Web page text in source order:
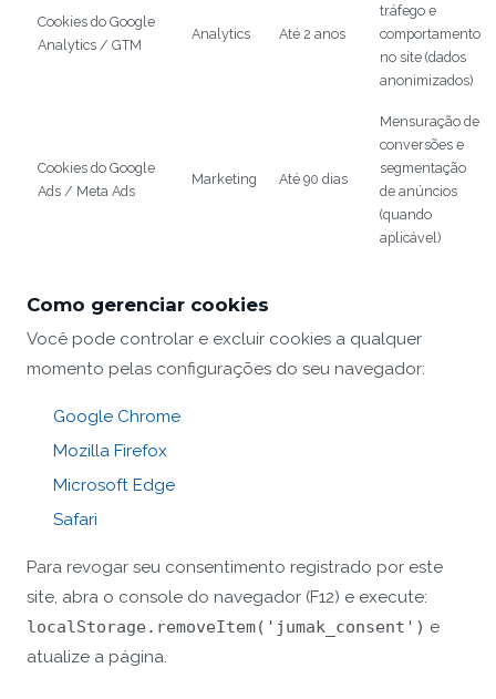
Cookies do Google
Analytics / GTM
Analytics Até 2 anos
tráfego e
comportamento
no site (dados
anonimizados)
Cookies do Google
Ads / Meta Ads
Marketing Até 90 dias
Mensuração de
conversões e
segmentação
de anúncios
(quando
aplicável)
Como gerenciar cookies
Você pode controlar e excluir cookies a qualquer
momento pelas configurações do seu navegador:
Google Chrome
Mozilla Firefox
Microsoft Edge
Safari
Para revogar seu consentimento registrado por este
site, abra o console do navegador (F12) e execute:
localStorage.removeItem('jumak_consent') e
atualize a página.